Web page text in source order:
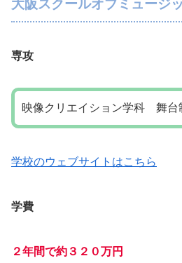
大阪スクールオブミュージ
専攻
映像クリエイション学科 舞台
学校のウェブサイトはこちら
学費
２年間で約３２０万円